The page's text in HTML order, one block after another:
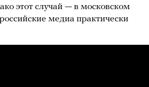
этот случай — в московском
медиа практически